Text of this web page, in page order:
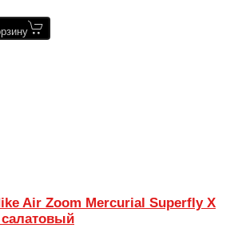
Air Zoom Mercurial Superfly X
салатовый